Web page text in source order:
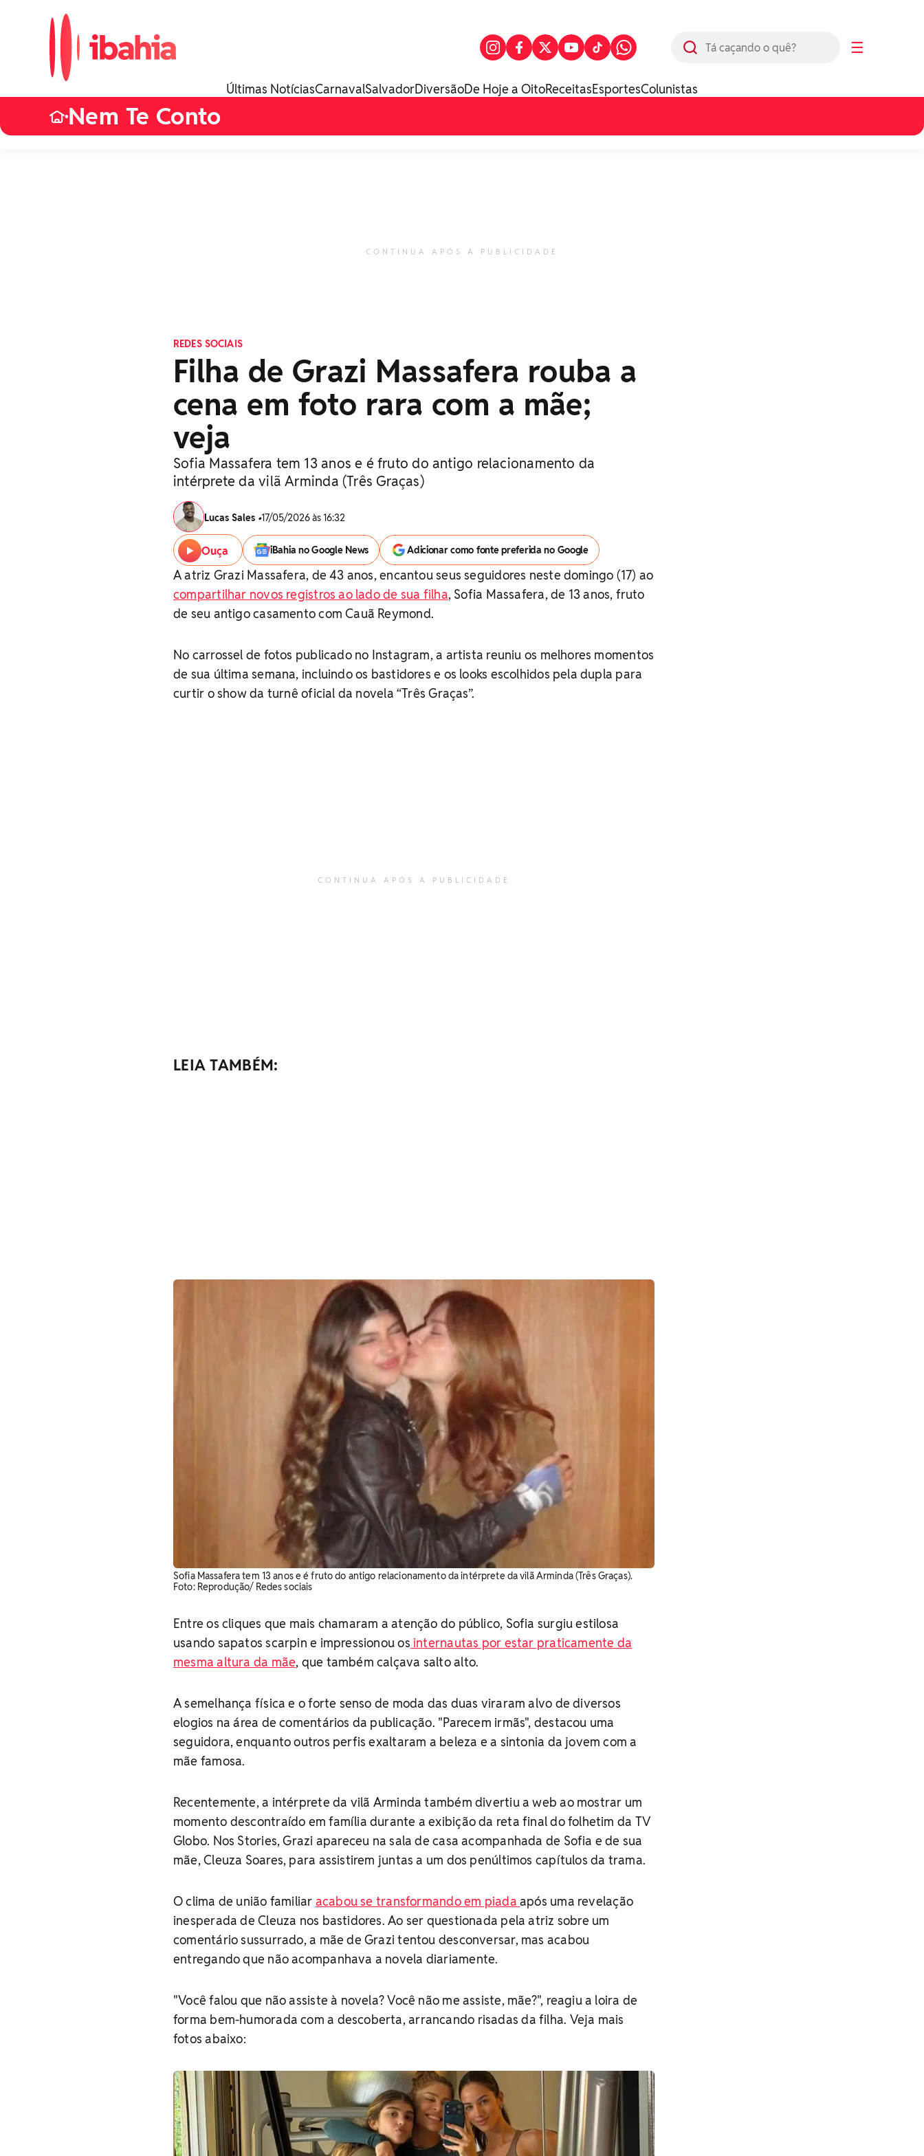
☰
Últimas NotíciasCarnavalSalvadorDiversãoDe Hoje a OitoReceitasEsportesColunistas
•Nem Te Conto
CONTINUA APÓS A PUBLICIDADE
REDES SOCIAIS
Filha de Grazi Massafera rouba a
cena em foto rara com a mãe;
veja
Sofia Massafera tem 13 anos e é fruto do antigo relacionamento da
intérprete da vilã Arminda (Três Graças)
Lucas Sales •17/05/2026 às 16:32
Ouça iBahia no Google News Adicionar como fonte preferida no Google
A atriz Grazi Massafera, de 43 anos, encantou seus seguidores neste domingo (17) ao
compartilhar novos registros ao lado de sua filha, Sofia Massafera, de 13 anos, fruto
de seu antigo casamento com Cauã Reymond.
No carrossel de fotos publicado no Instagram, a artista reuniu os melhores momentos
de sua última semana, incluindo os bastidores e os looks escolhidos pela dupla para
curtir o show da turnê oficial da novela “Três Graças”.
CONTINUA APÓS A PUBLICIDADE
LEIA TAMBÉM:
Sofia Massafera tem 13 anos e é fruto do antigo relacionamento da intérprete da vilã Arminda (Três Graças).
Foto: Reprodução/ Redes sociais
Entre os cliques que mais chamaram a atenção do público, Sofia surgiu estilosa
usando sapatos scarpin e impressionou os internautas por estar praticamente da
mesma altura da mãe, que também calçava salto alto.
A semelhança física e o forte senso de moda das duas viraram alvo de diversos
elogios na área de comentários da publicação. "Parecem irmãs", destacou uma
seguidora, enquanto outros perfis exaltaram a beleza e a sintonia da jovem com a
mãe famosa.
Recentemente, a intérprete da vilã Arminda também divertiu a web ao mostrar um
momento descontraído em família durante a exibição da reta final do folhetim da TV
Globo. Nos Stories, Grazi apareceu na sala de casa acompanhada de Sofia e de sua
mãe, Cleuza Soares, para assistirem juntas a um dos penúltimos capítulos da trama.
O clima de união familiar acabou se transformando em piada após uma revelação
inesperada de Cleuza nos bastidores. Ao ser questionada pela atriz sobre um
comentário sussurrado, a mãe de Grazi tentou desconversar, mas acabou
entregando que não acompanhava a novela diariamente.
"Você falou que não assiste à novela? Você não me assiste, mãe?", reagiu a loira de
forma bem-humorada com a descoberta, arrancando risadas da filha. Veja mais
fotos abaixo: